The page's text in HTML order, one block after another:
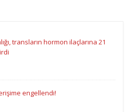
transların hormon ilaçlarına 21
engellendi!